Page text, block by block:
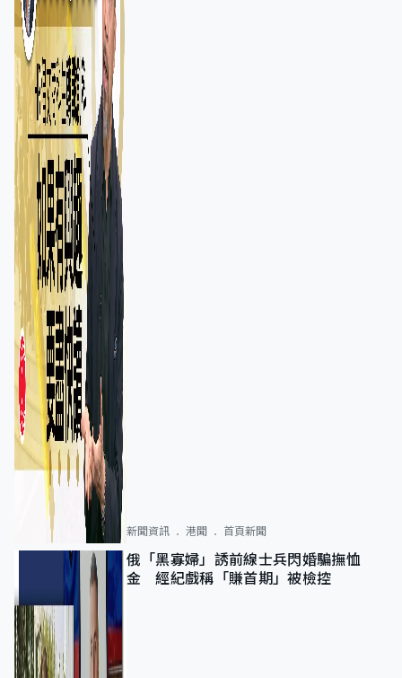
新聞資訊 港聞 首頁新聞
俄「黑寡婦」誘前線士兵閃婚騙撫恤
金 經紀戲稱「賺首期」被檢控